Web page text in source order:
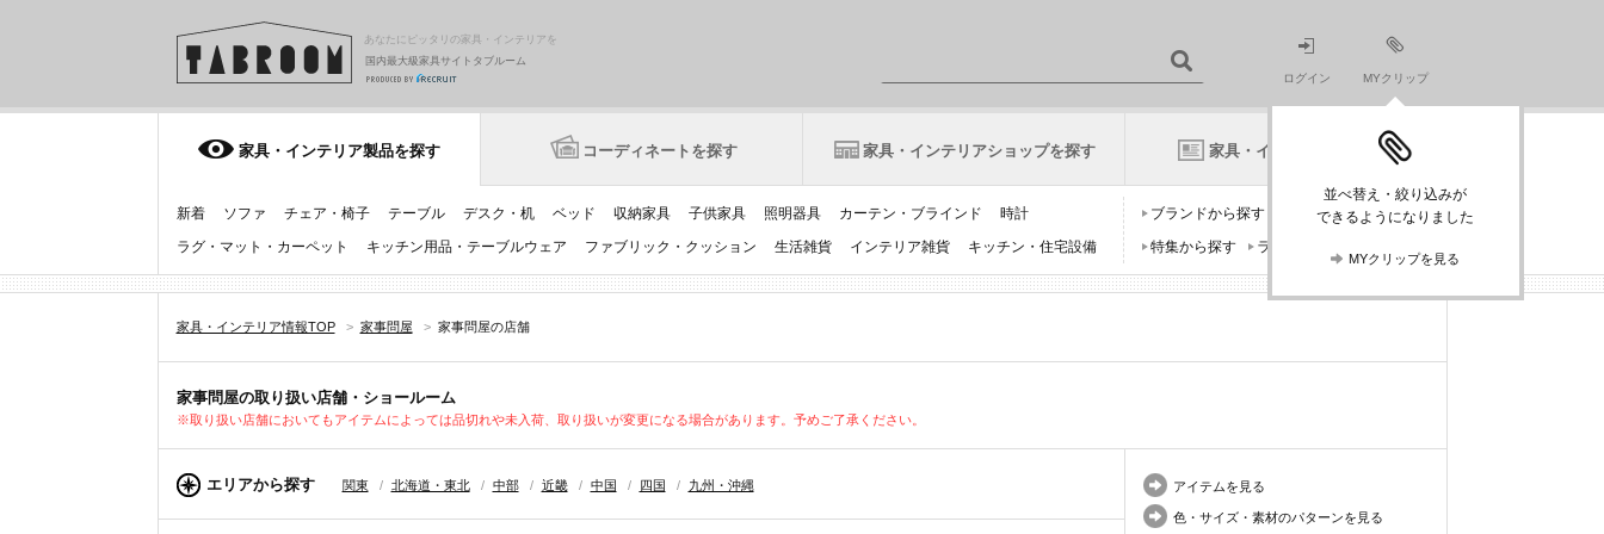
あなたにピッタリの家具・インテリアを
国内最大級家具サイトタブルーム
ログイン MYクリップ
並べ替え・絞り込みが
できるようになりました
MYクリップを見る
家具・インテリア製品を探す コーディネートを探す 家具・インテリアショップを探す 家具・インテリアニュース
新着 ソファ チェア・椅子 テーブル デスク・机 ベッド 収納家具 子供家具 照明器具 カーテン・ブラインド
時計
ラグ・マット・カーペット
キッチン用品・テーブルウェア ファブリック・クッション 生活雑貨 インテリア雑貨 キッチン・住宅設備
ブランドから探す
デザイナーから探す
特集から探す
ランキングから探す
家具・インテリア情報TOP > 家事問屋 > 家事問屋の店舗
家事問屋の取り扱い店舗・ショールーム
※取り扱い店舗においてもアイテムによっては品切れや未入荷、取り扱いが変更になる場合があります。予めご了承ください。
エリアから探す 関東 / 北海道・東北 / 中部 / 近畿 / 中国 / 四国 / 九州・沖縄 アイテムを見る
色・サイズ・素材のパターンを見る